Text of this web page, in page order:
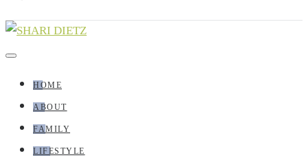
HOME
ABOUT
FAMILY
LIFESTYLE